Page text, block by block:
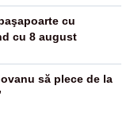
cu
cu 8 august
să plece de la